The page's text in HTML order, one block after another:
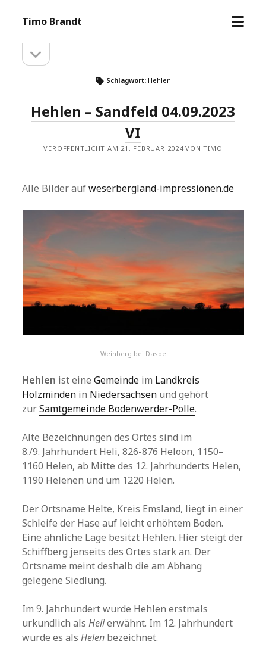
Timo Brandt
Menü
Seitenleiste
öffnen
Schlagwort: Hehlen
Hehlen – Sandfeld 04.09.2023
VI
VERÖFFENTLICHT AM 21. FEBRUAR 2024 VON TIMO
Alle Bilder aufweserbergland-impressionen.de
Weinberg bei Daspe
Hehlen ist eineGemeinde im Landkreis
Holzminden in Niedersachsen und gehört
zurSamtgemeinde Bodenwerder-Polle.
Alte Bezeichnungen des Ortes sind im
8./9. Jahrhundert Heli, 826-876 Heloon, 1150–
1160 Helen, ab Mitte des 12. Jahrhunderts Helen,
1190 Helenen und um 1220 Helen.
Der Ortsname Helte, Kreis Emsland, liegt in einer
Schleife der Hase auf leicht erhöhtem Boden.
Eine ähnliche Lage besitzt Hehlen. Hier steigt der
Schiffberg jenseits des Ortes stark an. Der
Ortsname meint deshalb die am Abhang
gelegene Siedlung.
Im 9. Jahrhundert wurde Hehlen erstmals
urkundlich alsHelierwähnt. Im 12. Jahrhundert
wurde es alsHelen bezeichnet.